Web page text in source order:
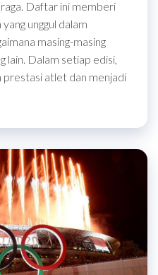
Daftar ini memberi
unggul dalam
masing-masing
lain. Dalam setiap edisi,
prestasi atlet dan menjadi